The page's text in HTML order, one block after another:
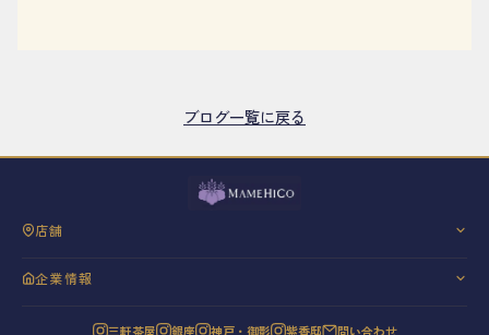
ブログ一覧に戻る
店舗
神戸・御影
企業情報
三軒茶屋 銀座 神戸・御影 紫香邸 問い合わせ